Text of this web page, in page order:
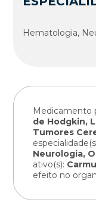
Hematologia,
Medicamento
de Hodgkin,
Tumores
Neurologia,
ativo(s):
efeito no